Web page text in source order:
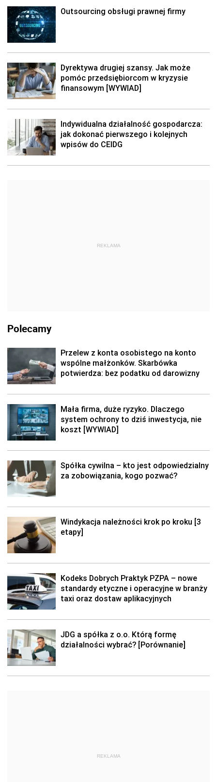
Outsourcing obsługi prawnej firmy
Dyrektywa drugiej szansy. Jak może
pomóc przedsiębiorcom w kryzysie
finansowym [WYWIAD]
Indywidualna działalność gospodarcza:
jak dokonać pierwszego i kolejnych
wpisów do CEIDG
REKLAMA
Polecamy
Przelew z konta osobistego na konto
wspólne małżonków. Skarbówka
potwierdza: bez podatku od darowizny
Mała firma, duże ryzyko. Dlaczego
system ochrony to dziś inwestycja, nie
koszt [WYWIAD]
Spółka cywilna – kto jest odpowiedzialny
za zobowiązania, kogo pozwać?
Windykacja należności krok po kroku [3
etapy]
Kodeks Dobrych Praktyk PZPA – nowe
standardy etyczne i operacyjne w branży
taxi oraz dostaw aplikacyjnych
JDG a spółka z o.o. Którą formę
działalności wybrać? [Porównanie]
REKLAMA